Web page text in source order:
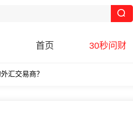
首页 30秒问财
汇交易商？